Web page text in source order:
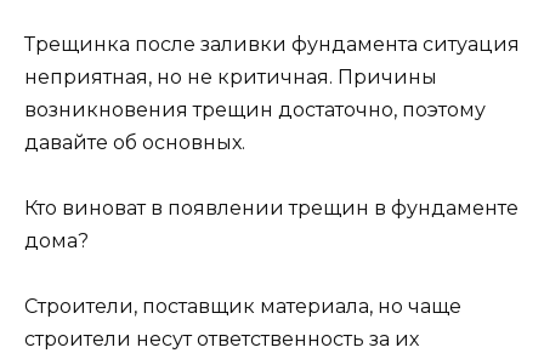
Трещинка после заливки фундамента ситуация
неприятная, но не критичная. Причины
возникновения трещин достаточно, поэтому
давайте об основных.
Кто виноват в появлении трещин в фундаменте
дома?
Строители, поставщик материала, но чаще
строители несут ответственность за их